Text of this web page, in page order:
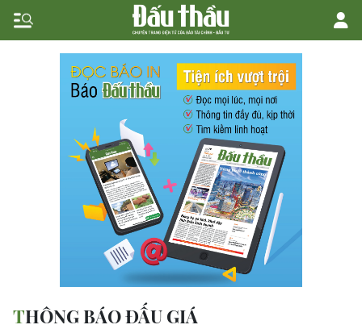
THÔNG BÁO ĐẤU GIÁ